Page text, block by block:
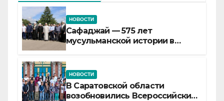
НОВОСТИ
Сафаджай — 575 лет
мусульманской истории в
НОВОСТИ
В Саратовской области
возобновились Всероссийские